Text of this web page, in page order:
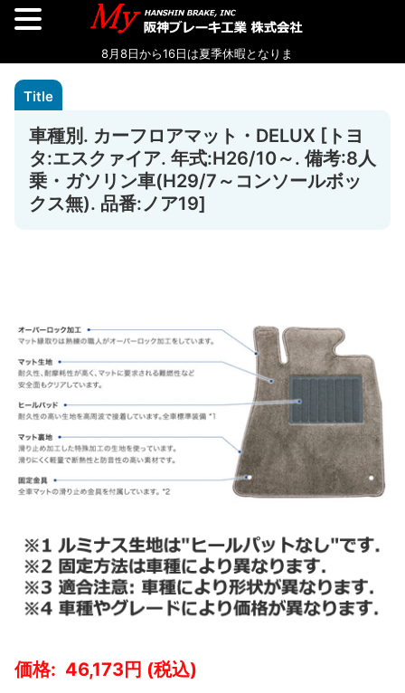
車種別. カーフロアマット・DELUX [トヨ
タ:エスクァイア. 年式:H26/10～. 備考:8人
乗・ガソリン車(H29/7～コンソールボッ
クス無). 品番:ノア19]
46,173